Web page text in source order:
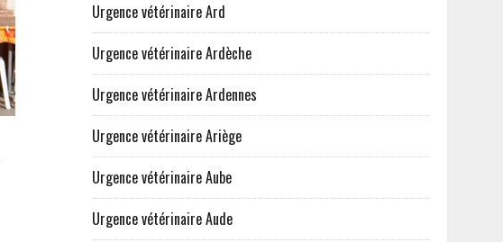
Urgence vétérinaire Ard
Urgence vétérinaire Ardèche
Urgence vétérinaire Ardennes
Urgence vétérinaire Ariège
Urgence vétérinaire Aube
Urgence vétérinaire Aude